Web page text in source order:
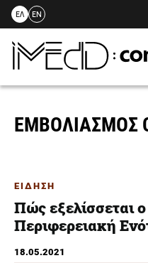
Skip
content
ΕΛ EN
ΕΜΒΟΛΙΑΣΜΟΣ
ΕΙΔΗΣΗ
Πώς εξελίσσεται
Περιφερειακή
18.05.2021